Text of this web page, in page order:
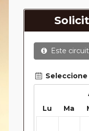
Este
Lu Ma